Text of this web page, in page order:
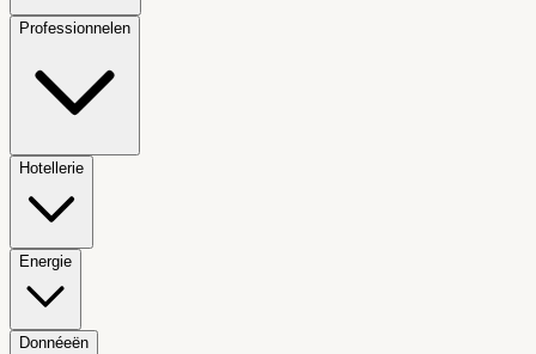
Professionnelen
Hotellerie
Energie
Donnéeën